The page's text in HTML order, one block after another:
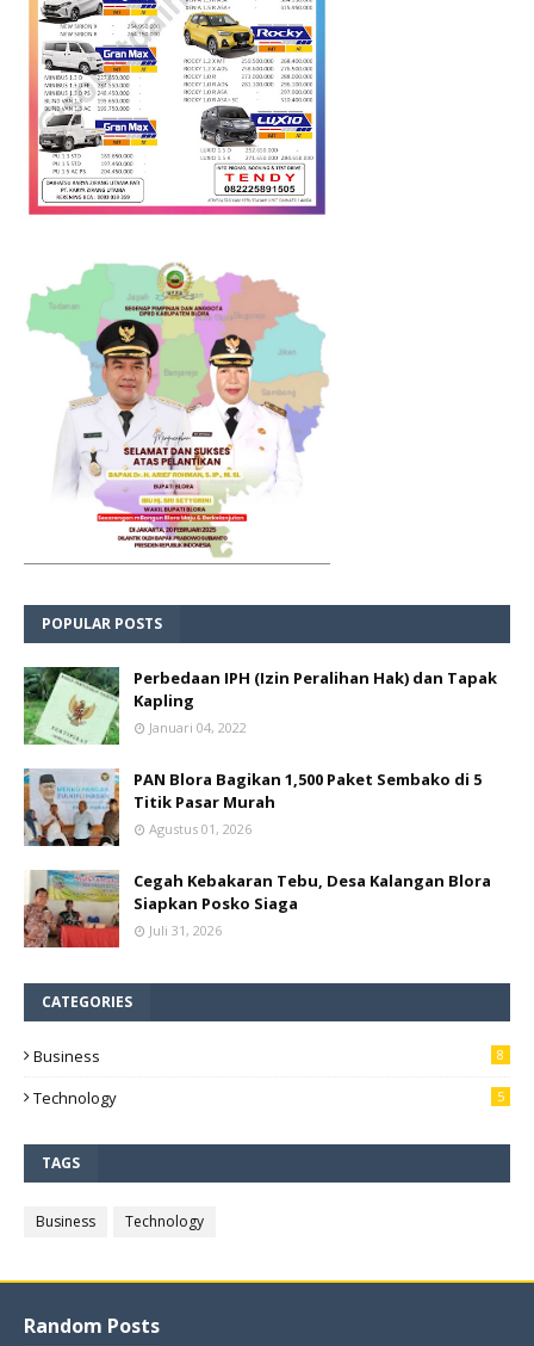
POPULAR POSTS
Perbedaan IPH (Izin Peralihan Hak) dan Tapak
Kapling
Januari 04, 2022
PAN Blora Bagikan 1,500 Paket Sembako di 5
Titik Pasar Murah
Agustus 01, 2026
Cegah Kebakaran Tebu, Desa Kalangan Blora
Siapkan Posko Siaga
Juli 31, 2026
CATEGORIES
Business 8
Technology 5
TAGS
Business Technology
Random Posts